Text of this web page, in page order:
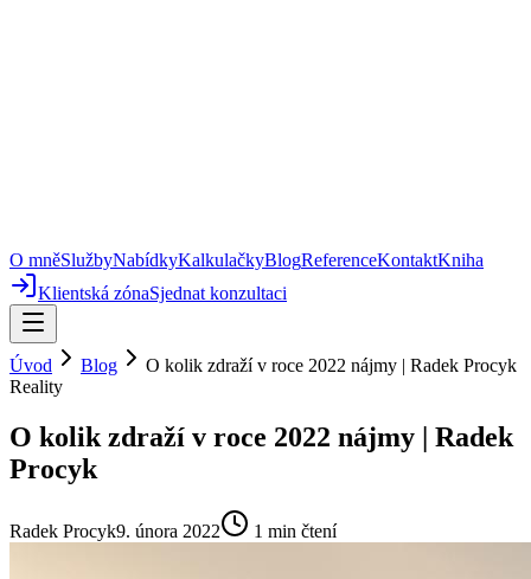
O mněSlužbyNabídkyKalkulačkyBlogReferenceKontaktKniha
Klientská zónaSjednat konzultaci
Úvod Blog
O kolik zdraží v roce 2022 nájmy | Radek Procyk
Reality
O kolik zdraží v roce 2022 nájmy | Radek
Procyk
Radek Procyk9. února 2022 1 min čtení